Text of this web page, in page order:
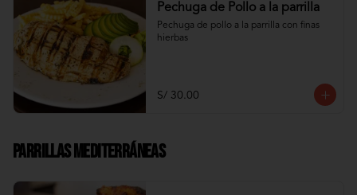
Pechuga de Pollo a la parrilla
Pechuga de pollo a la parrilla con finas
hierbas
S/ 30.00
Parrillas Mediterráneas